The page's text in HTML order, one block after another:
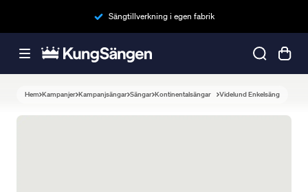
Sängtillverkning i egen fabrik
Hem Kampanjer Kampanjsängar Sängar Kontinentalsängar Videlund Enkelsäng